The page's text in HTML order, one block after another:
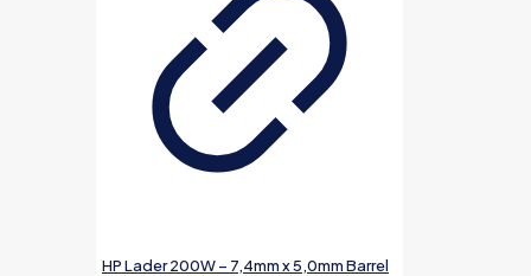
HP Lader 200W – 7,4mm x 5,0mm Barrel